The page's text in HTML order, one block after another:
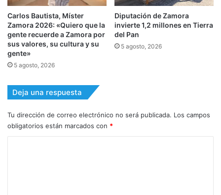
Carlos Bautista, Míster
Zamora 2026: «Quiero que la
gente recuerde a Zamora por
sus valores, su cultura y su
gente»
5 agosto, 2026
Diputación de Zamora
invierte 1,2 millones en Tierra
del Pan
5 agosto, 2026
Deja una respuesta
Tu dirección de correo electrónico no será publicada. Los campos
obligatorios están marcados con *